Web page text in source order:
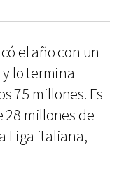
el año con un
lo termina
75 millones. Es
millones de
Liga italiana,